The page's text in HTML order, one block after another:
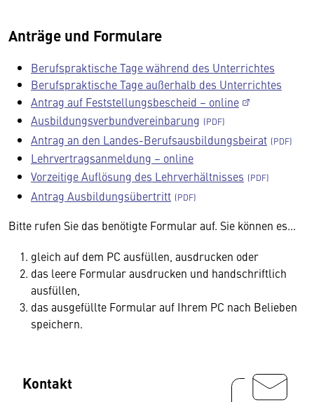
Anträge und Formulare
Berufspraktische Tage während des Unterrichtes
Berufspraktische Tage außerhalb des Unterrichtes
Antrag auf Feststellungsbescheid – online
Ausbildungsverbundvereinbarung
Antrag an den Landes-Berufsausbildungsbeirat
Lehrvertragsanmeldung – online
Vorzeitige Auflösung des Lehrverhältnisses
Antrag Ausbildungsübertritt
Bitte rufen Sie das benötigte Formular auf. Sie können es...
gleich auf dem PC ausfüllen, ausdrucken oder
das leere Formular ausdrucken und handschriftlich
ausfüllen,
das ausgefüllte Formular auf Ihrem PC nach Belieben
speichern.
Kontakt